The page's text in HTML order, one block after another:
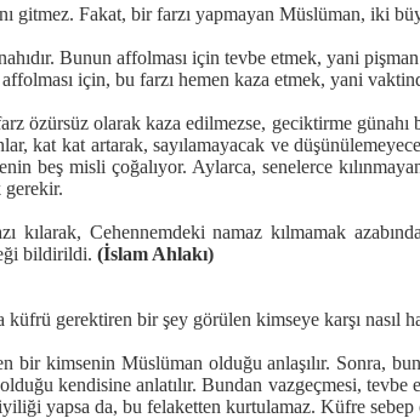
gitmez. Fakat, bir farzı yapmayan Müslüman, iki
Bunun affolması için tevbe etmek, yani
için, bu farzı hemen kaza etmek, yani
özürsüz olarak kaza edilmezse, geciktirme
kat kat artarak, sayılamayacak ve
misli çoğalıyor. Aylarca, senelerce
gerekir.
kılarak, Cehennemdeki namaz kılmamak
bildirildi. (İslam Ahlakı)
gerektiren bir şey görülen kimseye karşı nasıl
bir kimsenin Müslüman olduğu anlaşılır. Sonra,
kendisine anlatılır. Bundan vazgeçmesi, tevbe
yapsa da, bu felaketten kurtulamaz. Küfre